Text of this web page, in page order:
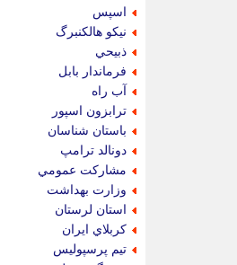
اسپس
نيكو هالكنبرگ
ذبيحي
فرماندار بابل
آب راه
ترابزون اسپور
باستان شناسان
دونالد ترامپ
مشاركت عمومي
وزارت بهداشت
استان لرستان
كربلاي ايران
تيم پرسپوليس